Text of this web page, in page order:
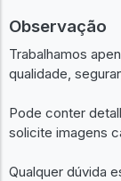
Observação
Trabalhamos
qualidade,
Pode conter
solicite imagens
Qualquer dúvida